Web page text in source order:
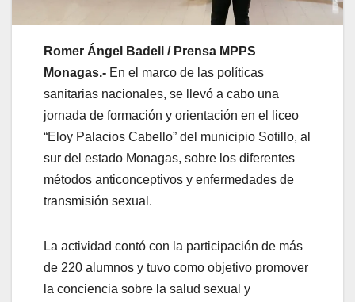
Romer Ángel Badell / Prensa MPPS
Monagas.- En el marco de las políticas
sanitarias nacionales, se llevó a cabo una
jornada de formación y orientación en el liceo
“Eloy Palacios Cabello” del municipio Sotillo, al
sur del estado Monagas, sobre los diferentes
métodos anticonceptivos y enfermedades de
transmisión sexual.
La actividad contó con la participación de más
de 220 alumnos y tuvo como objetivo promover
la conciencia sobre la salud sexual y